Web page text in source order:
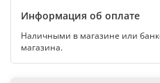
Информация об оплате
Наличными в магазине или
магазина.